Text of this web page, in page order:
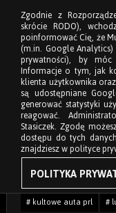
Tagi: # 1:43 # abrex
# kultowe auta prl
#
Zgodnie z
skrócie RODO),
poinformować Cię, że
(m.in. Google
prywatności), by
Informacje o tym, jak
klienta użytkownika
są udostępniane
generować statystyki
reagować.
Stasiczek. Zgodę
dostępu do tych
znajdziesz w polityce
POLITYKA